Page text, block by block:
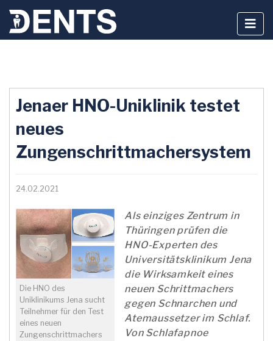
springen
Jenaer HNO-Uniklinik testet
neues
Zungenschrittmachersystem
24.02.2021
Die HNO des
Uniklinikums Jena sucht
Teilnehmer für den Test
eines neuen
Zungenschrittmachers
Als einziges Zentrum in
Thüringen prüfen die
HNO-Experten des
Universitätsklinikum Jena
die Wirksamkeit eines
neuen Schrittmachers
gegen Schnarchen und
Atemaussetzer im Schlaf.
Von Schlafapnoe